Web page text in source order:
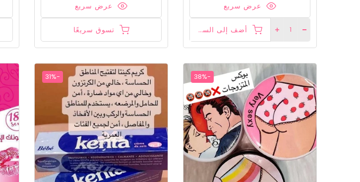
عرض سريع
أضف إلى السلة
عرض سريع
تسوق سريعًا
-38%
-31%